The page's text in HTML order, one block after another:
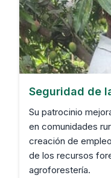
Seguridad de
Su patrocinio
en comunidades
creación de
de los recursos
agroforestería.